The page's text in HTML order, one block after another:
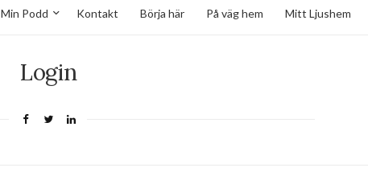
Min Podd Kontakt Börja här På väg hem Mitt Ljushem
Login